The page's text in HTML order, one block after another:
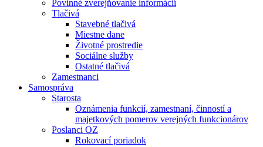
Povinné zverejňovanie informácií
Tlačivá
Stavebné tlačivá
Miestne dane
Životné prostredie
Sociálne služby
Ostatné tlačivá
Zamestnanci
Samospráva
Starosta
Oznámenia funkcií, zamestnaní, činností a
majetkových pomerov verejných funkcionárov
Poslanci OZ
Rokovací poriadok